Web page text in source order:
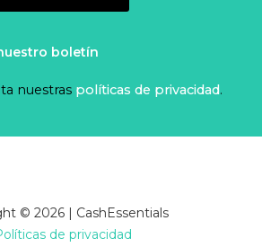
boletín
nuestras políticas de privacidad.
© 2026 | CashEssentials
de privacidad